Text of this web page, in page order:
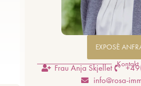
EXPOSÈ
Kontakt
Frau Anja Skjellet
info@rosa-